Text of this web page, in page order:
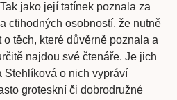
jako její tatínek poznala za
ctihodných osobností, že nutně
těch, které důvěrně poznala a
najdou své čtenáře. Je jich
Stehlíková o nich vypráví
groteskní či dobrodružné